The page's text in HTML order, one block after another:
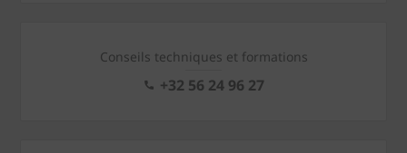
Conseils techniques et formations
+32 56 24 96 27